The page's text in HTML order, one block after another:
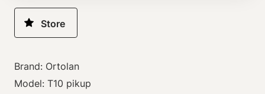
Brand: Ortolan
Model: T10 pikup